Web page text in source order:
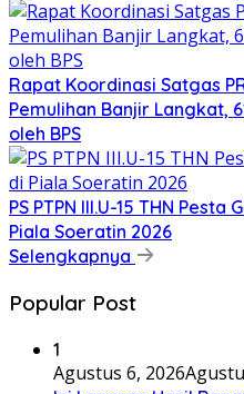
Rapat Koordinasi Satgas
Pemulihan Banjir Langkat,
oleh BPS
PS PTPN III.U-15 THN Pesta
Piala Soeratin 2026
Selengkapnya
Popular Post
1
Agustus 6, 2026